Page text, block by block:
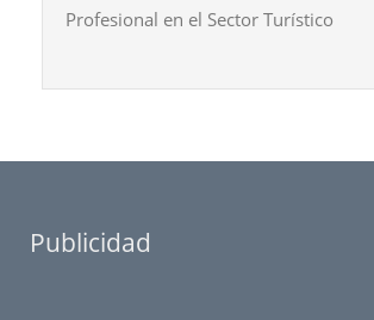
Profesional en el Sector Turístico
Publicidad